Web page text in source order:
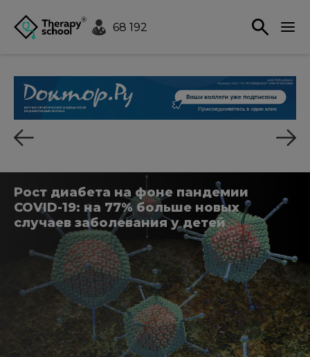
68 192
Рост диабета на фоне пандемии
COVID-19: на 77% больше новых
случаев заболевания у детей